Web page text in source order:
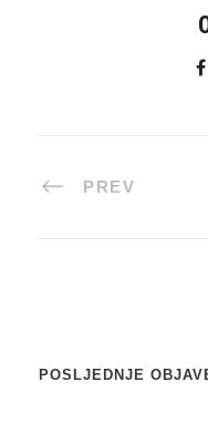
PREV
POSLJEDNJE